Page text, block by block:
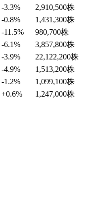
-3.3% 2,910,500株
-0.8% 1,431,300株
-11.5% 980,700株
-6.1% 3,857,800株
-3.9% 22,122,200株
-4.9% 1,513,200株
-1.2% 1,099,100株
+0.6% 1,247,000株